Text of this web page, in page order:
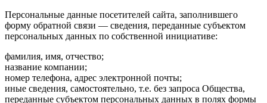
Персональные данные посетителей сайта, заполнившего
форму обратной связи — сведения, переданные субъектом
персональных данных по собственной инициативе:
фамилия, имя, отчество;
название компании;
номер телефона, адрес электронной почты;
иные сведения, самостоятельно, т.е. без запроса Общества,
переданные субъектом персональных данных в полях формы